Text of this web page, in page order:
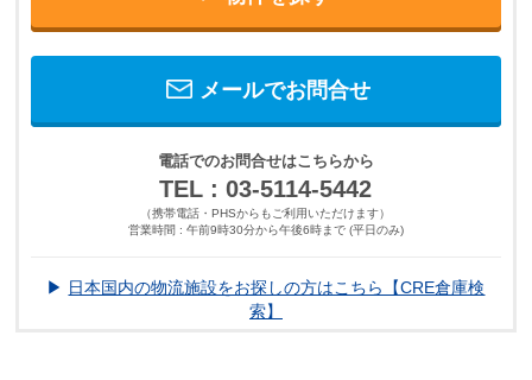
メールでお問合せ
電話でのお問合せはこちらから
TEL : 03-5114-5442
（携帯電話・PHSからもご利用いただけます）
営業時間 : 午前9時30分から午後6時まで (平日のみ)
▶ 日本国内の物流施設をお探しの方はこちら【CRE倉庫検
索】